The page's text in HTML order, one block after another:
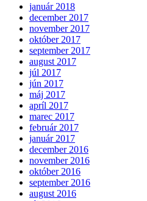
január 2018
december 2017
november 2017
október 2017
september 2017
august 2017
júl 2017
jún 2017
máj 2017
apríl 2017
marec 2017
február 2017
január 2017
december 2016
november 2016
október 2016
september 2016
august 2016